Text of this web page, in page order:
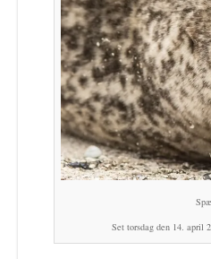
Set torsdag den 14. april